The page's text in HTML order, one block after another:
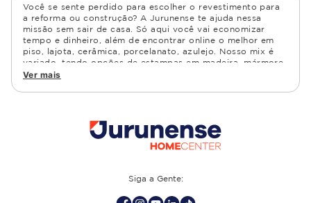
Você se sente perdido para escolher o revestimento para
a reforma ou construção? A Jurunense te ajuda nessa
missão sem sair de casa. Só aqui você vai economizar
tempo e dinheiro, além de encontrar online o melhor em
piso, lajota, cerâmica, porcelanato, azulejo. Nosso mix é
variado, tendo opções de estampas em madeira, mármore,
granito, cimento, geométrico, e muito mais Confira as
cozinha, quarto, sala de estar.
Ver mais
Siga a Gente: